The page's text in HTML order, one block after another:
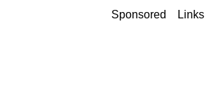
Sponsored Links